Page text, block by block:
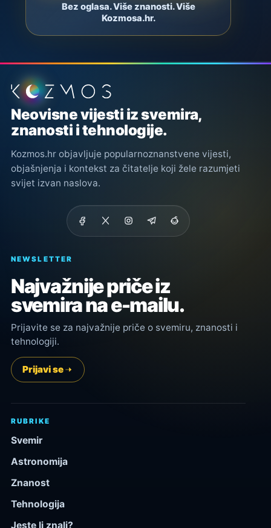
Bez oglasa. Više znanosti. Više
Kozmosa.hr.
Podnožje stranice
Neovisne vijesti iz svemira,
znanosti i tehnologije.
Kozmos.hr objavljuje popularnoznanstvene vijesti,
objašnjenja i kontekst za čitatelje koji žele razumjeti
svijet izvan naslova.
NEWSLETTER
Najvažnije priče iz
svemira na e-mailu.
Prijavite se za najvažnije priče o svemiru, znanosti i
tehnologiji.
Prijavi se
RUBRIKE
Svemir
Astronomija
Znanost
Tehnologija
Jeste li znali?